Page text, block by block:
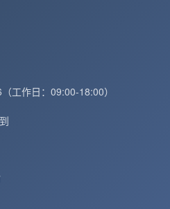
工作日：09:00-18:00）